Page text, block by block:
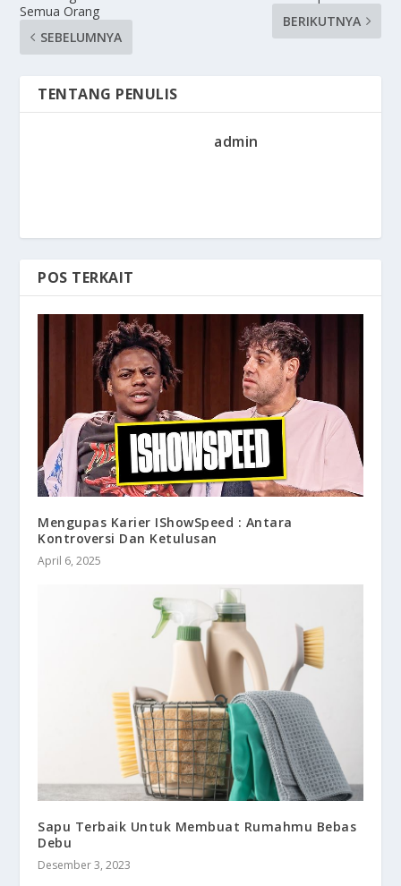
Semua Orang
SEBELUMNYA
BERIKUTNYA
TENTANG PENULIS
admin
POS TERKAIT
Mengupas Karier IShowSpeed : Antara
Kontroversi Dan Ketulusan
April 6, 2025
Sapu Terbaik Untuk Membuat Rumahmu Bebas
Debu
Desember 3, 2023